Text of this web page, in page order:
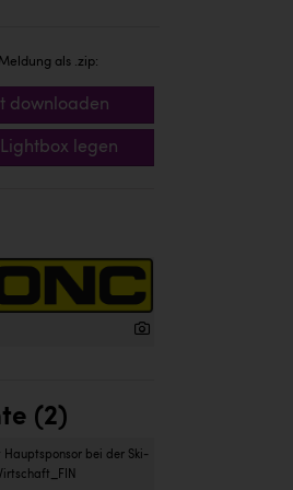
als .zip:
downloaden
legen
(2)
Hauptsponsor bei der Ski-